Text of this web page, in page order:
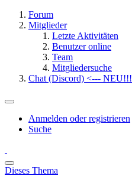
Forum
Mitglieder
Letzte Aktivitäten
Benutzer online
Team
Mitgliedersuche
Chat (Discord) <--- NEU!!!
Anmelden oder registrieren
Suche
Dieses Thema